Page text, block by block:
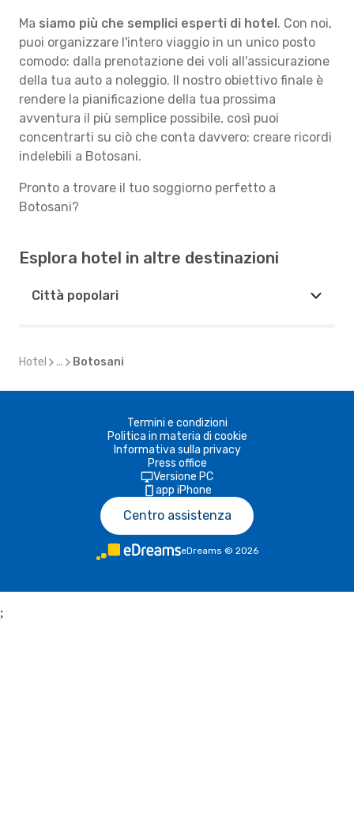
Ma siamo più che semplici esperti di hotel. Con noi,
puoi organizzare l'intero viaggio in un unico posto
comodo: dalla prenotazione dei voli all'assicurazione
della tua auto a noleggio. Il nostro obiettivo finale è
rendere la pianificazione della tua prossima
avventura il più semplice possibile, così puoi
concentrarti su ciò che conta davvero: creare ricordi
indelebili a Botosani.
Pronto a trovare il tuo soggiorno perfetto a
Botosani?
Esplora hotel in altre destinazioni
Città popolari
Hotel ... Botosani
Termini e condizioni
Politica in materia di cookie
Informativa sulla privacy
Press office
Versione PC
app iPhone
Centro assistenza
eDreams © 2026
;